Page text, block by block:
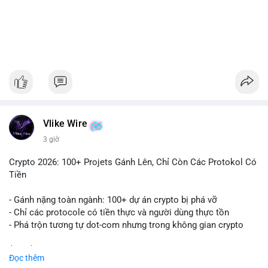
Vlike Wire
3 giờ
Crypto 2026: 100+ Projets Gánh Lên, Chỉ Còn Các Protokol Có
Tiền
- Gánh nặng toàn ngành: 100+ dự án crypto bị phá vỡ
- Chỉ các protocole có tiền thực và người dùng thực tồn
- Phá trộn tương tự dot-com nhưng trong không gian crypto
Đọc thêm